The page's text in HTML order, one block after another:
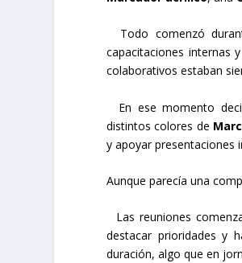
Todo comenzó
capacitaciones internas
colaborativos estaban
En ese momento
distintos colores de
y apoyar presentaciones
Aunque parecía una
Las reuniones
destacar prioridades y
duración, algo que en